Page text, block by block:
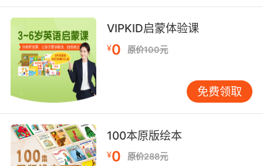
虽然你一直在向我施压 逼我假装认识你
9. Knock him over with a hammer. I don't
know.
一锤子敲死他 我怎么知道
10. Then nailed to the floor with a hammer.
然后用錘子把它釘在地板里
VIPKID启蒙体验课
¥0 原价100元
免费领取
100本原版绘本
¥0 原价288元